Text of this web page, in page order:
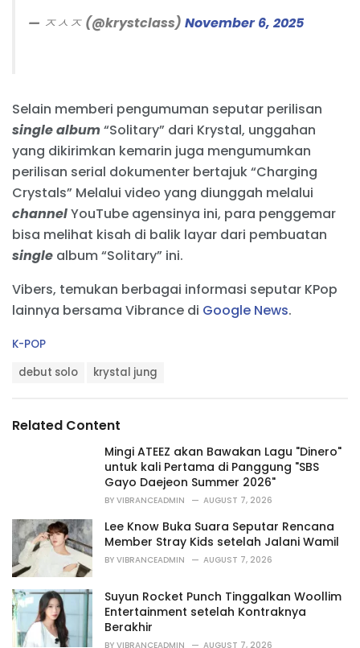
— ㅈㅅㅈ (@krystclass) November 6, 2025
Selain memberi pengumuman seputar perilisan
single album“Solitary” dari Krystal, unggahan
yang dikirimkan kemarin juga mengumumkan
perilisan serial dokumenter bertajuk “Charging
Crystals” Melalui video yang diunggah melalui
channelYouTube agensinya ini, para penggemar
bisa melihat kisah di balik layar dari pembuatan
single album “Solitary” ini.
Vibers, temukan berbagai informasi seputar KPop
lainnya bersama Vibrance di Google News.
C
r
K-POP
:
debut solo krystal jung
Related Content
Mingi ATEEZ akan Bawakan Lagu "Dinero"
untuk kali Pertama di Panggung "SBS
Gayo Daejeon Summer 2026"
BY VIBRANCEADMIN AUGUST 7, 2026
Lee Know Buka Suara Seputar Rencana
Member Stray Kids setelah Jalani Wamil
BY VIBRANCEADMIN AUGUST 7, 2026
Suyun Rocket Punch Tinggalkan Woollim
Entertainment setelah Kontraknya
Berakhir
BY VIBRANCEADMIN AUGUST 7, 2026